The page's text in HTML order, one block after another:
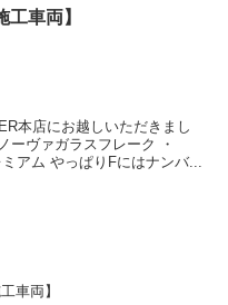
工車両】
本店にお越しいただきまし
ーヴァガラスフレーク ・
アム やっぱりFにはナンバ...
車両】